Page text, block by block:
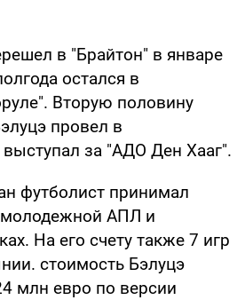
в "Брайтон" в январе
остался в
Вторую половину
провел в
выступал за "АДО Ден Хааг".
футболист принимал
молодежной АПЛ и
На его счету также 7 игр
стоимость Бэлуцэ
млн евро по версии